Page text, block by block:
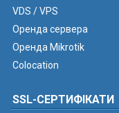
VDS / VPS
Оренда сервера
Оренда Mikrotik
Colocation
SSL-СЕРТИФІКАТИ